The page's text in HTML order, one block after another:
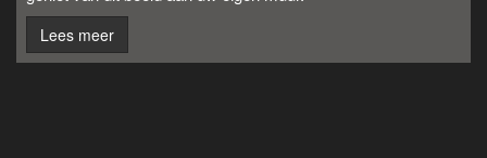
Lees meer